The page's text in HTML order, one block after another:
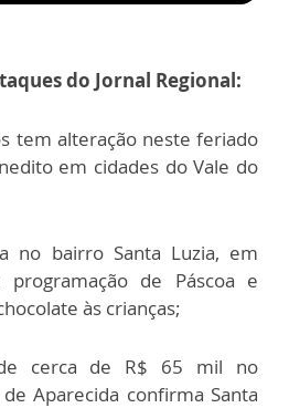
do Jornal Regional:
tem alteração neste feriado
em cidades do Vale do
no bairro Santa Luzia, em
programação de Páscoa e
às crianças;
cerca de R$ 65 mil no
Aparecida confirma Santa